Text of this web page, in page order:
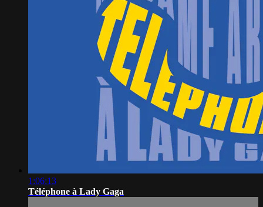
1:06:13
Téléphone à Lady Gaga